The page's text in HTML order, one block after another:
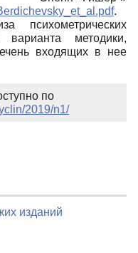
.
психометрических
варианта методики,
входящих в нее
по
2019/n1/
изданий